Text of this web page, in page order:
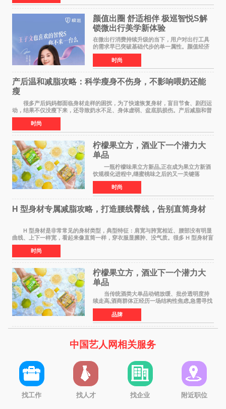
颜值出圈 舒适相伴 极巡智悦S解
锁微出行美学新体验
在微出行消费持续升级的当下，用户对出行工具
的需求早已突破基础代步的单一属性。颜值经济
浪潮之下，出行载具不再是冰冷的工具，而是个
人生活态度、审美品味与生活方式的具象延伸。
当Z世代与年轻家
时尚
产后温和减脂攻略：科学瘦身不伤身，不影响喂奶还能
瘦
很多产后妈妈都面临身材走样的困扰，为了快速恢复身材，盲目节食、剧烈运
动，结果不仅没瘦下来，还导致奶水不足、身体虚弱、盆底肌损伤。产后减脂和普
通人完全不同，核心是 温和、安全、循序
时尚
柠檬果立方，酒业下一个潜力大
单品
一瓶柠檬味果立方新品,正在成为果立方新酒
饮规模化进程中,继蜜桃味之后的又一关键落
子。 在超市货架、便利店冷柜、小红书笔记
里,这款绿色包装的新品正在快速扩散:入口清爽解
腻,像喝加了一点
时尚
H 型身材专属减脂攻略，打造腰线臀线，告别直筒身材
H 型身材是非常常见的身材类型，典型特征：肩宽与胯宽相近、腰部没有明显
曲线、上下一样宽，看起来像直筒一样，穿衣服显臃肿、没气质。很多 H 型身材盲
目全身减脂，越减越瘦，腰部还是没有
时尚
柠檬果立方，酒业下一个潜力大
单品
当传统酒类大单品动销放缓、批价透明度持
续走高,酒商群体正经历一场结构性焦虑,急需寻找
新的发展方向。 过去二十年依赖押注大单
品、赚批价波动差价的盈利模型正在松动,寻找具
备真实动销能力
品牌
中国艺人网相关服务
找工作 找人才 找企业 附近职位